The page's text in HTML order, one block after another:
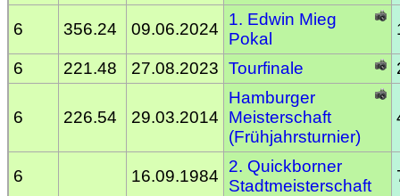
6 356.24 09.06.2024
1. Edwin Mieg
Pokal
6 221.48 27.08.2023 Tourfinale
6 226.54 29.03.2014
Hamburger
Meisterschaft
(Frühjahrsturnier)
6 16.09.1984
2. Quickborner
Stadtmeisterschaft